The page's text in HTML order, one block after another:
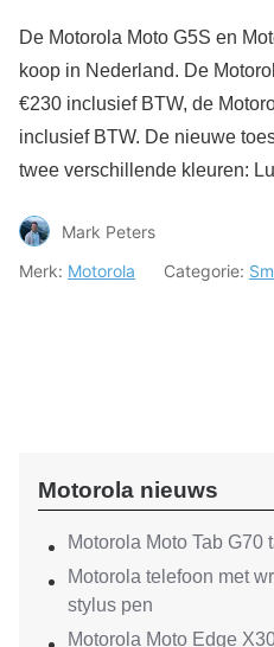
De Motorola Moto G5S en
koop in Nederland. De
€230 inclusief BTW, de
inclusief BTW. De nieuwe
twee verschillende kleuren:
Mark Peters
Merk: Motorola Categorie:
Motorola nieuws
Motorola Moto Tab G70
Motorola telefoon met
stylus pen
Motorola Moto Edge